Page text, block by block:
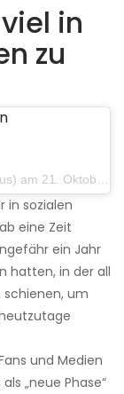
in
zu
2019 um 12:31 Uhr PDT
in sozialen
eine Zeit
ein Jahr
hatten, in der all
schienen, um
und Medien
„neue Phase“